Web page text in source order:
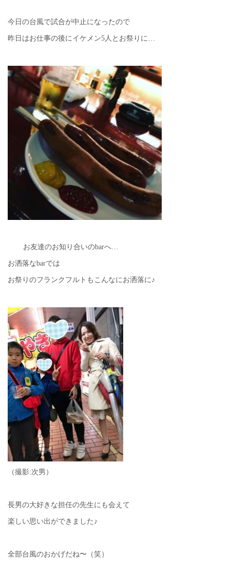
今日の台風で試合が中止になったので
昨日はお仕事の後にイケメン5人とお祭りに…
お友達のお知り合いのbarへ…
お洒落なbarでは
お祭りのフランクフルトもこんなにお洒落に♪
（撮影:次男）
長男の大好きな担任の先生にも会えて
楽しい思い出ができました♪
全部台風のおかげだね〜（笑）